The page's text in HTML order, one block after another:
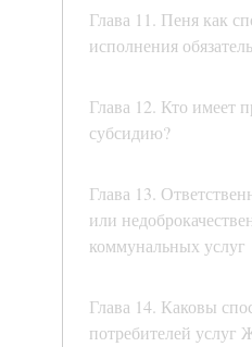
Глава 11. Пеня как
исполнения
Глава 12. Кто имеет
субсидию?
Глава 13.
или
коммунальных услуг
Глава 14. Каковы
потребителей